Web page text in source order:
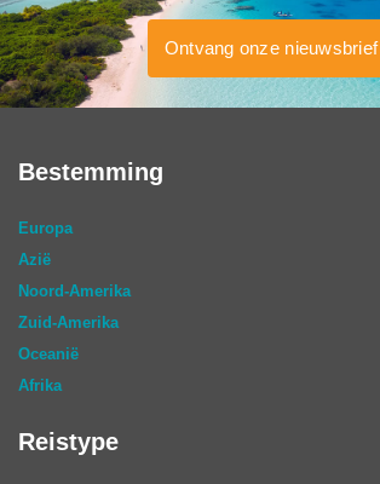
Ontvang onze nieuwsbrief
Bestemming
Europa
Azië
Noord-Amerika
Zuid-Amerika
Oceanië
Afrika
Reistype